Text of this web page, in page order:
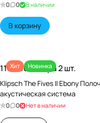
0 0 В наличии
В корзину
Хит Новинка
119 990 ₽/Пара 2 шт.
Klipsch The Fives II Ebony
акустическая система
0 0 Нет в наличии